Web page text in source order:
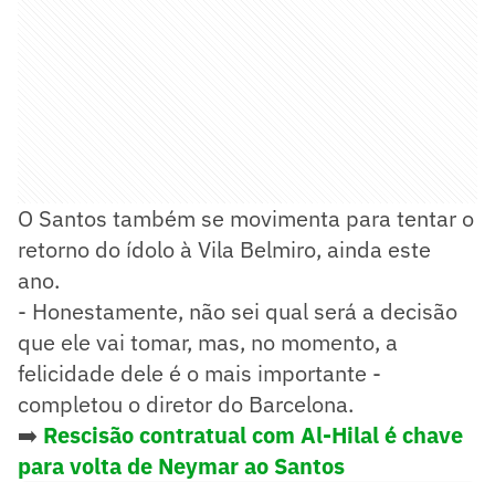
O Santos também se movimenta para tentar o
retorno do ídolo à Vila Belmiro, ainda este
ano.
- Honestamente, não sei qual será a decisão
que ele vai tomar, mas, no momento, a
felicidade dele é o mais importante -
completou o diretor do Barcelona.
➡️ Rescisão contratual com Al-Hilal é chave
para volta de Neymar ao Santos